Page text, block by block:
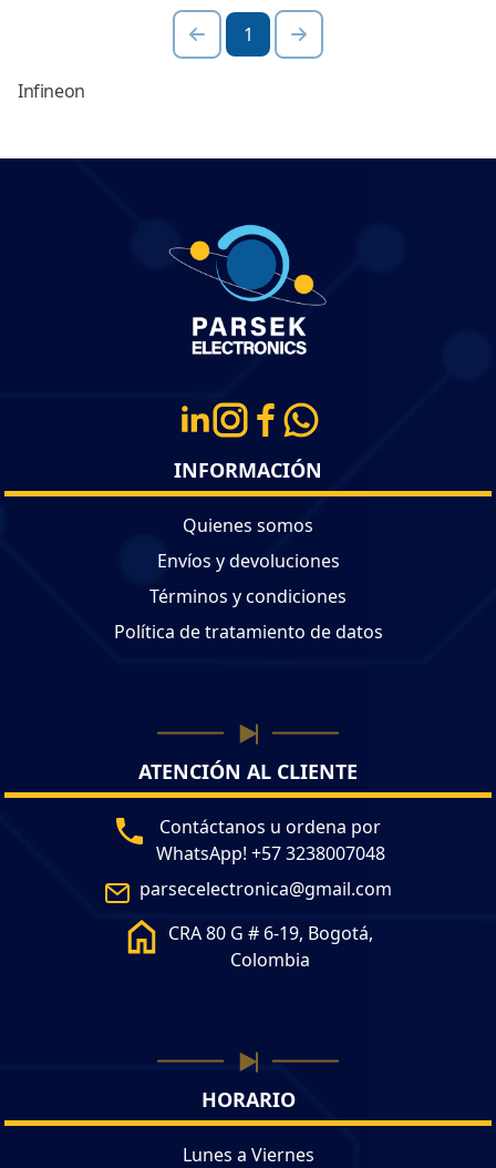
1
Infineon
INFORMACIÓN
Quienes somos
Envíos y devoluciones
Términos y condiciones
Política de tratamiento de datos
ATENCIÓN AL CLIENTE
Contáctanos u ordena por
WhatsApp! +57 3238007048
parsecelectronica@gmail.com
CRA 80 G # 6-19, Bogotá,
Colombia
HORARIO
Lunes a Viernes